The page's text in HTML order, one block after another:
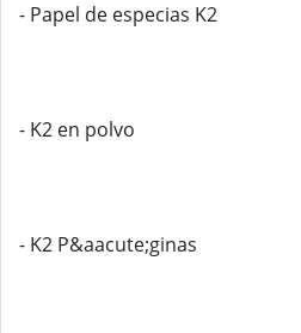
- Papel de especias K2
- K2 en polvo
- K2 P&aacute;ginas